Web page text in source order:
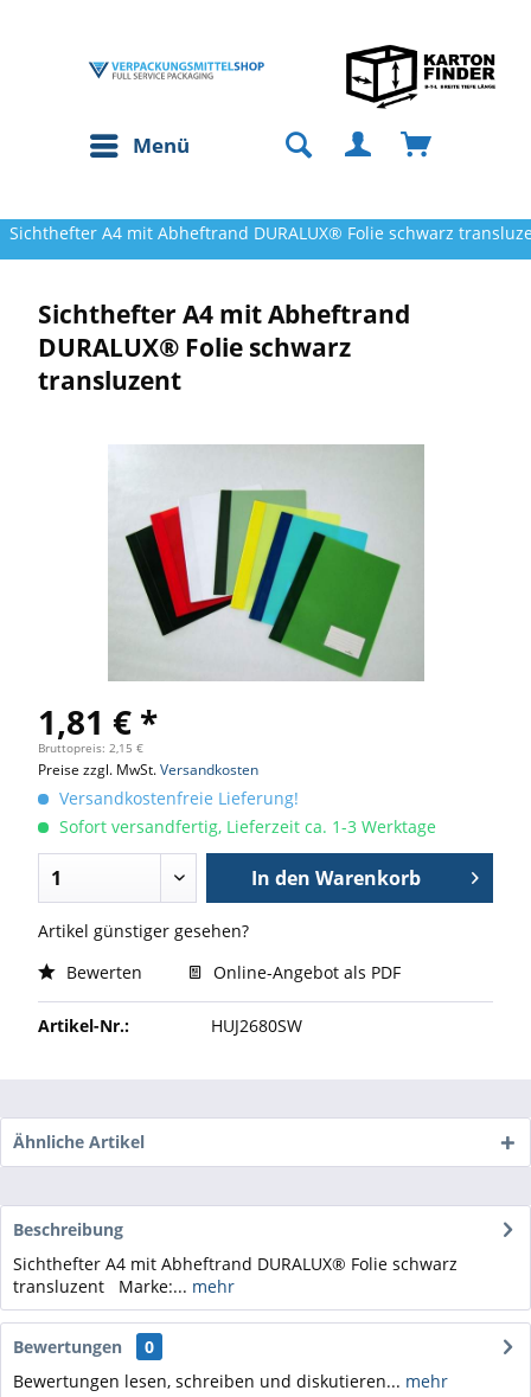
Menü
Sichthefter A4 mit Abheftrand DURALUX® Folie schwarz
Sichthefter A4 mit Abheftrand
DURALUX® Folie schwarz
transluzent
1,81 € *
Bruttopreis: 2,15 €
Preise zzgl. MwSt.Versandkosten
Versandkostenfreie Lieferung!
Sofort versandfertig, Lieferzeit ca. 1-3 Werktage
In den Warenkorb
Artikel günstiger gesehen?
Bewerten
Online-Angebot als PDF
Artikel-Nr.: HUJ2680SW
Ähnliche Artikel
Beschreibung
Sichthefter A4 mit Abheftrand DURALUX® Folie schwarz
transluzent Marke:... mehr
Bewertungen
0
Bewertungen lesen, schreiben und diskutieren... mehr